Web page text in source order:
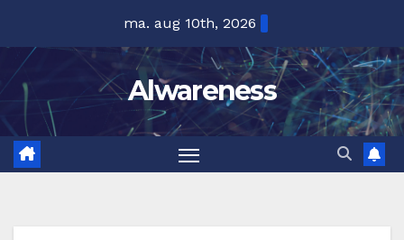
inhoud
ma. aug 10th, 2026
Alwareness